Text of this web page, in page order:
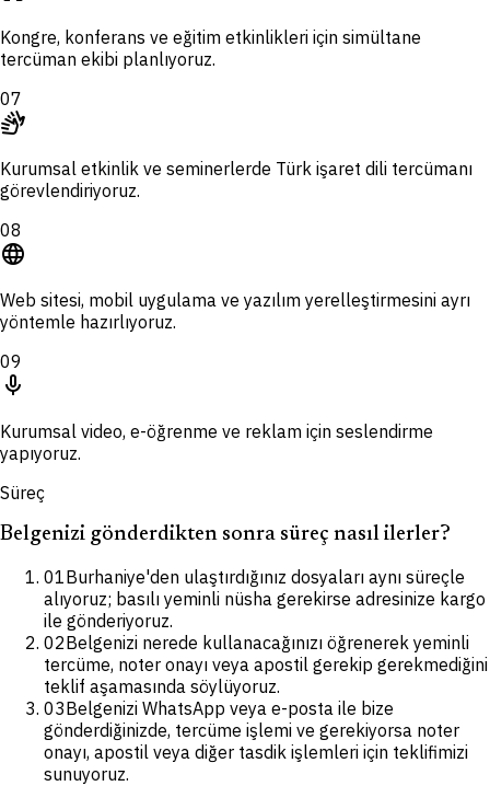
Kongre, konferans ve eğitim etkinlikleri için simültane
tercüman ekibi planlıyoruz.
07
sign_language
Kurumsal etkinlik ve seminerlerde Türk işaret dili tercümanı
görevlendiriyoruz.
08
language
Web sitesi, mobil uygulama ve yazılım yerelleştirmesini ayrı
yöntemle hazırlıyoruz.
09
mic
Kurumsal video, e-öğrenme ve reklam için seslendirme
yapıyoruz.
Süreç
Belgenizi gönderdikten sonra süreç nasıl ilerler?
01Burhaniye'den ulaştırdığınız dosyaları aynı süreçle
alıyoruz; basılı yeminli nüsha gerekirse adresinize kargo
ile gönderiyoruz.
02Belgenizi nerede kullanacağınızı öğrenerek yeminli
tercüme, noter onayı veya apostil gerekip gerekmediğini
teklif aşamasında söylüyoruz.
03Belgenizi WhatsApp veya e-posta ile bize
gönderdiğinizde, tercüme işlemi ve gerekiyorsa noter
onayı, apostil veya diğer tasdik işlemleri için teklifimizi
sunuyoruz.